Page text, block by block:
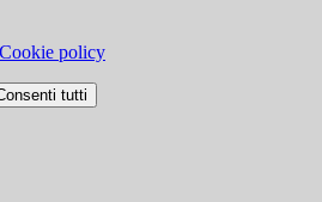
Cookie policy
tutti